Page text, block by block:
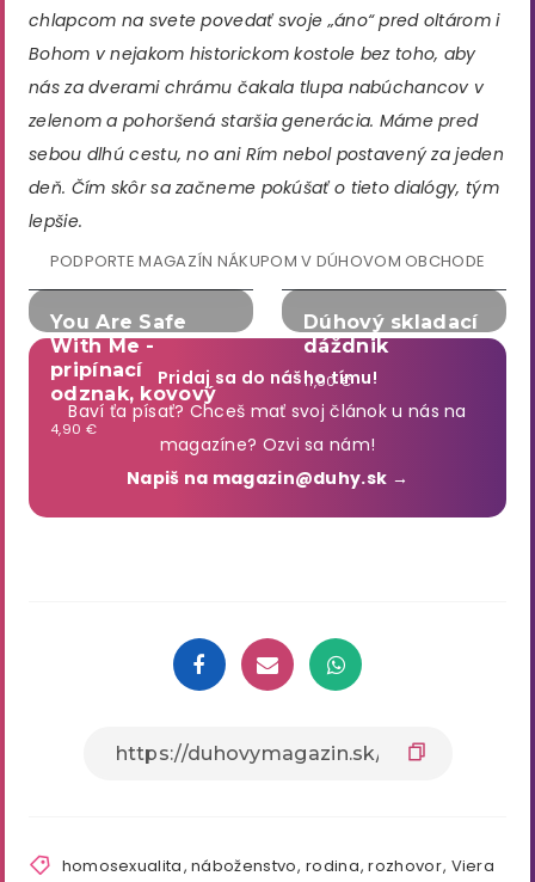
chlapcom na svete povedať svoje „áno“ pred oltárom i
Bohom v nejakom historickom kostole bez toho, aby
nás za dverami chrámu čakala tlupa nabúchancov v
zelenom a pohoršená staršia generácia. Máme pred
sebou dlhú cestu, no ani Rím nebol postavený za jeden
deň. Čím skôr sa začneme pokúšať o tieto dialógy, tým
lepšie.
PODPORTE MAGAZÍN NÁKUPOM V DÚHOVOM OBCHODE
You Are Safe
With Me -
pripínací
odznak, kovový
4,90 €
Dúhový skladací
dáždnik
11,90 €
Pridaj sa do nášho tímu!
Baví ťa písať? Chceš mať svoj článok u nás na
magazíne? Ozvi sa nám!
Napiš na magazin@duhy.sk →
homosexualita,náboženstvo,rodina,rozhovor, Viera